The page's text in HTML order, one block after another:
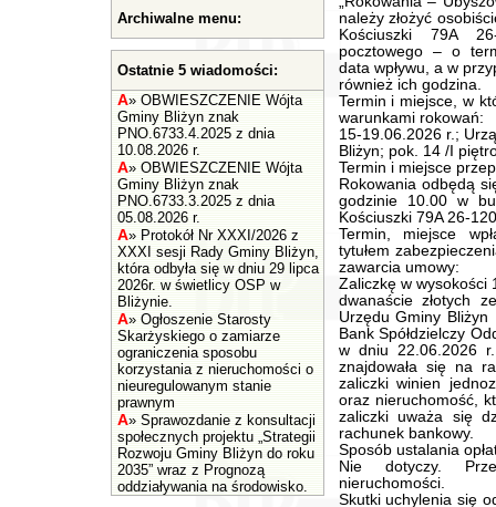
Archiwalne menu:
Ostatnie 5 wiadomości:
A» OBWIESZCZENIE Wójta
Gminy Bliżyn znak
PNO.6733.4.2025 z dnia
10.08.2026 r.
A» OBWIESZCZENIE Wójta
Gminy Bliżyn znak
PNO.6733.3.2025 z dnia
05.08.2026 r.
A» Protokół Nr XXXI/2026 z
XXXI sesji Rady Gminy Bliżyn,
która odbyła się w dniu 29 lipca
2026r. w świetlicy OSP w
Bliżynie.
A» Ogłoszenie Starosty
Skarżyskiego o zamiarze
ograniczenia sposobu
korzystania z nieruchomości o
nieuregulowanym stanie
prawnym
A» Sprawozdanie z konsultacji
społecznych projektu „Strategii
Rozwoju Gminy Bliżyn do roku
2035” wraz z Prognozą
oddziaływania na środowisko.
należy złożyć
Kościuszki 79A
pocztowego – o
data wpływu, a w
również ich godzina.
Termin i miejsce, w
warunkami rokowań:
15-19.06.2026 r.;
Bliżyn; pok. 14 /I
Termin i miejsce
Rokowania odbędą
godzinie 10.00 w
Kościuszki 79A 26-
Termin, miejsce
tytułem
zawarcia umowy:
Zaliczkę w wysokości
dwanaście złotych
Urzędu Gminy
Bank Spółdzielczy
w dniu 22.06.2026
znajdowała się na
zaliczki winien
oraz nieruchomość,
zaliczki uważa się
rachunek bankowy.
Sposób ustalania
Nie dotyczy.
nieruchomości.
Skutki uchylenia się